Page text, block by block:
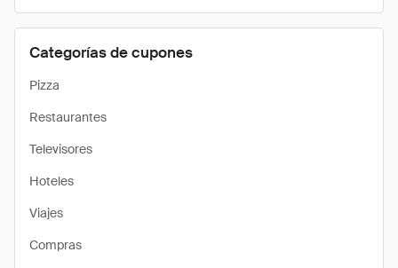
Categorías de cupones
Pizza
Restaurantes
Televisores
Hoteles
Viajes
Compras